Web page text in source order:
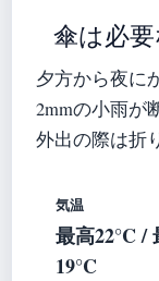
傘は必要
夕方から夜に
2mmの小雨が
外出の際は折
気温
最高22°C /
19°C